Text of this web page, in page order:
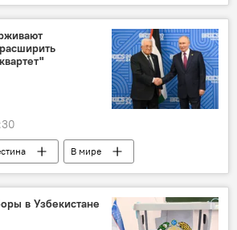
Пресс-центр
В мире
Владимир Путин
конфликт
США
в Узбекистане